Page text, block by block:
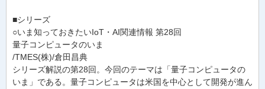
■シリーズ
○いま知っておきたいIoT・AI関連情報 第28回
量子コンピュータのいま
/TMES(株)/倉田昌典
シリーズ解説の第28回。今回のテーマは「量子コンピュータの
いま」である。量子コンピュータは米国を中心として開発が進ん